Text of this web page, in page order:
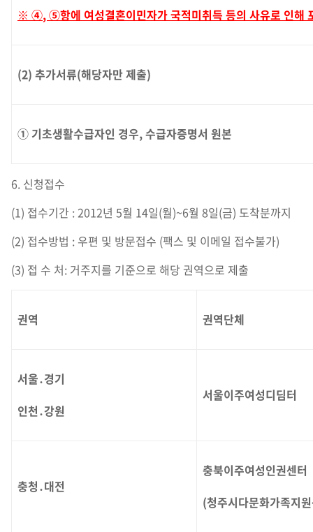
※ ④,⑤항에 여성결혼이민자가 국적미취득 등의 사유로 인
(2) 추가서류(해당자만 제출)
① 기초생활수급자인 경우, 수급자증명서 원본
6. 신청접수
(1) 접수기간 : 2012년 5월 14일(월)~6월 8일(금) 도착분까지
(2) 접수방법 : 우편 및 방문접수 (팩스 및 이메일 접수불가)
(3) 접 수 처: 거주지를 기준으로 해당 권역으로 제출
권역 권역단체
서울․경기
인천․강원
서울이주여성디딤터
충청․대전
충북이주여성인권센터
(청주시다문화가족지